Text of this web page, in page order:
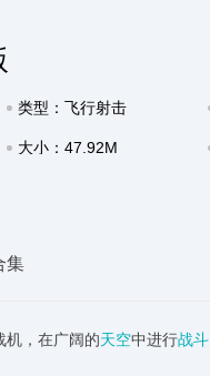
类型：飞行射击
大小：47.92M
集
机，在广阔的天空中进行战斗